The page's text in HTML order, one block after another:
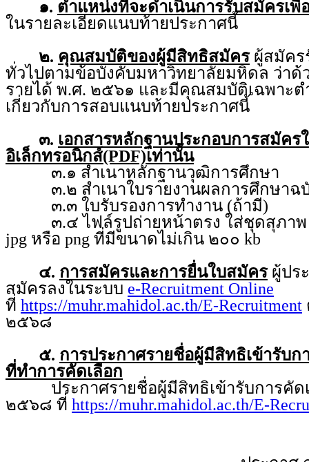
๑. ตำแหน่งที่จะดำเนินการรับสมัครเพื่
ในรายละเอียดแนบท้ายประกาศนี้
๒. คุณสมบัติของผู้มีสิทธิสมัครผู้สมัคร
ทั่วไปตามข้อบังคับมหาวิทยาลัยมหิดล ว่าด้
รายได้ พ.ศ. ๒๕๖๑ และมีคุณสมบัติเฉพาะต
เกี่ยวกับการสอบแนบท้ายประกาศนี้
๓. เอกสารหลักฐานประกอบการสมัค
อิเล็กทรอนิกส์(PDF)เท่านั้น
๓.๑ สำเนาหลักฐานวุฒิการศึกษา
๓.๒ สำเนาใบรายงานผลการศึกษาฉ
๓.๓ ใบรับรองการทำงาน (ถ้ามี)
๓.๔ ไฟล์รูปถ่ายหน้าตรง ใส่ชุดสุภาพ ถ่
jpg หรือ png ที่มีขนาดไม่เกิน ๒๐๐ kb
๔. การสมัครและการยื่นใบสมัครผู้ปร
สมัครลงในระบบ e-Recruitment Online
ที่ https://muhr.mahidol.ac.th/E-Recruitment
๒๕๖๘
๕. การประกาศรายชื่อผู้มีสิทธิเข้ารับก
ที่ทำการคัดเลือก
ประกาศรายชื่อผู้มีสิทธิเข้ารับการคัด
๒๕๖๘ ที่ https://muhr.mahidol.ac.th/E-